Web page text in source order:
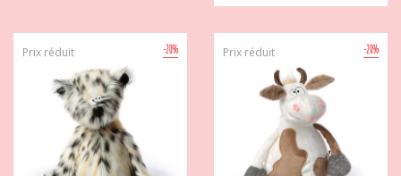
-20%
Prix réduit -20%
Prix réduit